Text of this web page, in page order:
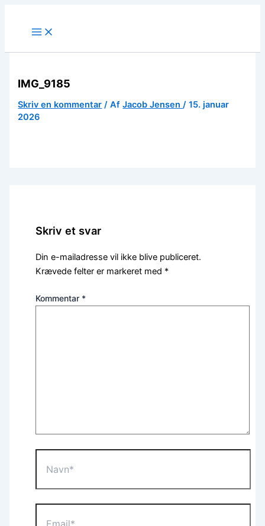
IMG_9185
Skriv en kommentar / AfJacob Jensen/15. januar
2026
Skriv et svar
Din e-mailadresse vil ikke blive publiceret.
Krævede felter er markeret med *
Kommentar *